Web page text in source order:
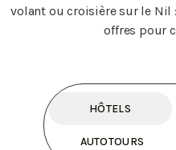
volant ou croisière sur le Nil
offres pour
HÔTELS
AUTOTOURS